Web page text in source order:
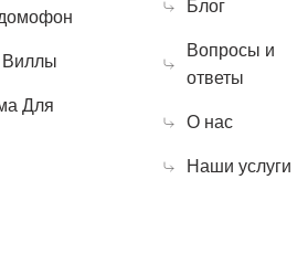
Для
Блог
Вопросы и
ответы
О нас
Наши услуги